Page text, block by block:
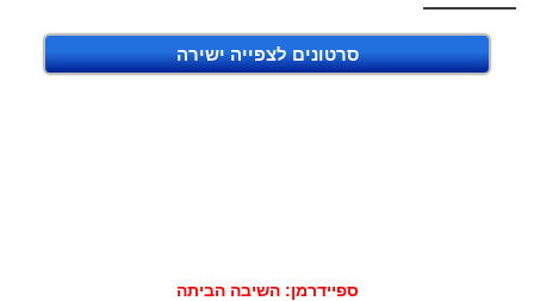
סרטונים לצפייה ישירה
ספיידרמן: השיבה הביתה